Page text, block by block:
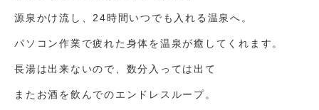
源泉かけ流し、24時間いつでも入れる温泉へ。
パソコン作業で疲れた身体を温泉が癒してくれます。
長湯は出来ないので、数分入っては出て
またお酒を飲んでのエンドレスループ。